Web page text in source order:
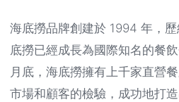
海底撈品牌創建於 1994 年，
底撈已經成長為國際知名的餐
月底，海底撈擁有上千家直營
市場和顧客的檢驗，成功地打